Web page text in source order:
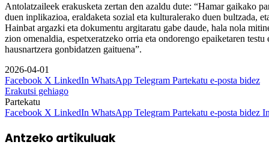
Antolatzaileek erakusketa zertan den azaldu dute: “Hamar gaikako
duen inplikazioa, eraldaketa sozial eta kulturalerako duen bultzada,
Hainbat argazki eta dokumentu argitaratu gabe daude, hala nola
zion omenaldia, espetxeratzeko orria eta ondorengo epaiketaren
hausnartzera gonbidatzen gaituena”.
2026-04-01
Facebook X LinkedIn WhatsApp Telegram Partekatu e-posta bidez
Erakutsi gehiago
Partekatu
Facebook X LinkedIn WhatsApp Telegram Partekatu e-posta bidez
Antzeko artikuluak